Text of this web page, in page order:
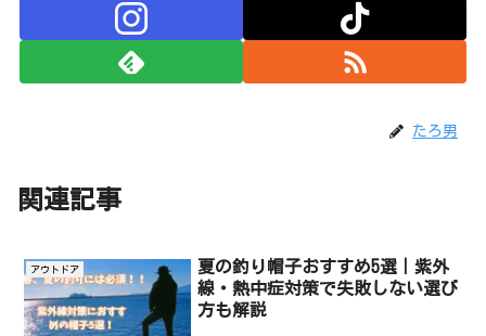
たろ男
関連記事
アウトドア
夏の釣り帽子おすすめ5選｜紫外
線・熱中症対策で失敗しない選び
方も解説